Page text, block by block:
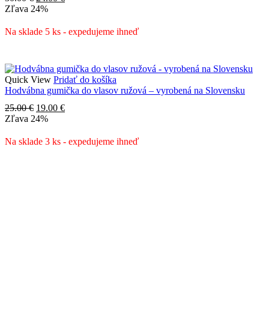
cena
30.00 €.
24.00 €.
Zľava 24%
Na sklade 5 ks - expedujeme ihneď
Quick View Pridať do košíka
Hodvábna gumička do vlasov ružová – vyrobená na Slovensku
25.00€ Pôvodná
cena
25.00 €.
19.00 €Aktuálna
19.00 €.
Zľava 24%
Na sklade 3 ks - expedujeme ihneď